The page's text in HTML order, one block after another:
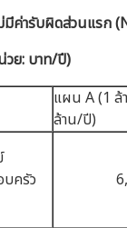
มีค่ารับผิดส่วนแรก
วย: บาท/ปี)
แผน A (1
ล้าน/ปี)
ครัว